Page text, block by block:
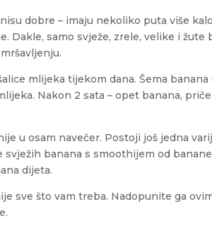
dobre – imaju nekoliko puta više
Dakle, samo svježe, zrele, velike i žute
mlijeka tijekom dana. Šema banana
Nakon 2 sata – opet banana,
u osam navečer. Postoji još jedna
banana s smoothijem od
dijeta.
sve što vam treba. Nadopunite ga